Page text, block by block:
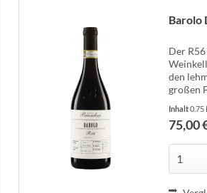
Barolo
Der
den
großen
Inhalt
75,00